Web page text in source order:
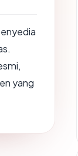
yang